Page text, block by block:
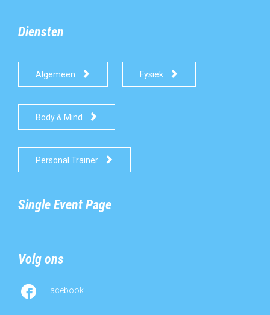
Diensten
Algemeen  Fysiek 
Body & Mind 
Personal Trainer 
Single Event Page
Volg ons
 Facebook